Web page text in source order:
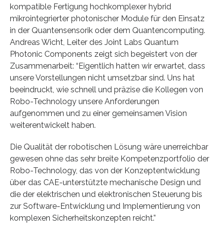
kompatible Fertigung hochkomplexer hybrid
mikrointegrierter photonischer Module für den Einsatz
in der Quantensensorik oder dem Quantencomputing.
Andreas Wicht, Leiter des Joint Labs Quantum
Photonic Components zeigt sich begeistert von der
Zusammenarbeit: “Eigentlich hatten wir erwartet, dass
unsere Vorstellungen nicht umsetzbar sind. Uns hat
beeindruckt, wie schnell und präzise die Kollegen von
Robo-Technology unsere Anforderungen
aufgenommen und zu einer gemeinsamen Vision
weiterentwickelt haben.
Die Qualität der robotischen Lösung wäre unerreichbar
gewesen ohne das sehr breite Kompetenzportfolio der
Robo-Technology, das von der Konzeptentwicklung
über das CAE-unterstützte mechanische Design und
die der elektrischen und elektronischen Steuerung bis
zur Software-Entwicklung und Implementierung von
komplexen Sicherheitskonzepten reicht.”